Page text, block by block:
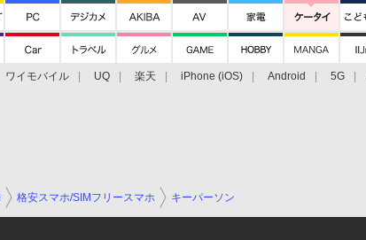
ワイモバイル UQ 楽天 iPhone (iOS) Android 5G
格安スマホ/SIMフリースマホ キーパーソン